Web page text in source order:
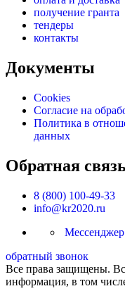
получение гранта
тендеры
контакты
Документы
Cookies
Согласие на
Политика в
данных
Обратная связь
8 (800) 100-49-33
info@kr2020.ru
обратный звонок
Все права защищены.
информация, в том